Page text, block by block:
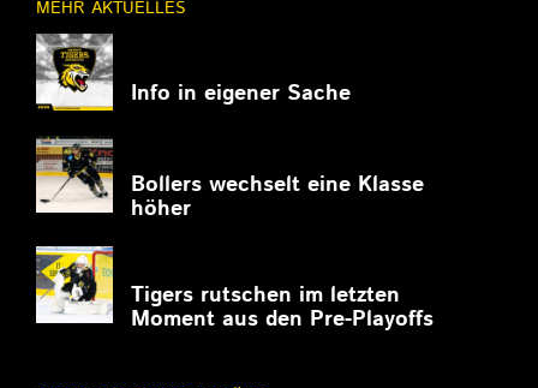
MEHR AKTUELLES
Info in eigener Sache
Bollers wechselt eine Klasse
höher
Tigers rutschen im letzten
Moment aus den Pre-Playoffs